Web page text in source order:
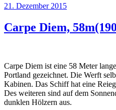
Veröffentlicht
21. Dezember 2015
Carpe Diem,
Carpe Diem ist eine 58 Meter
Portland gezeichnet. Die Werft
Kabinen. Das Schiff hat eine
Des weiteren sind auf dem
dunklen Hölzern aus.